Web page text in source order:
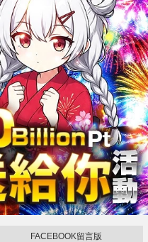
FACEBOOK留言版